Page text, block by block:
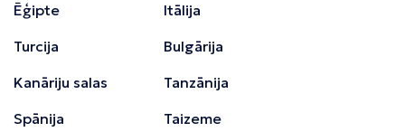
Ēģipte
Turcija
Kanāriju salas
Spānija
Itālija
Bulgārija
Tanzānija
Taizeme